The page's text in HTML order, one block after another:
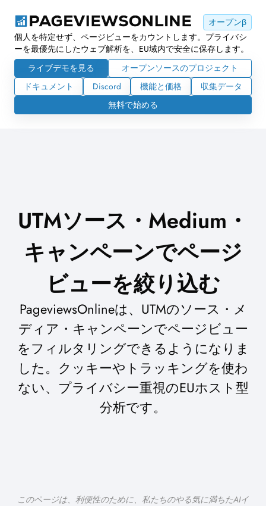
オープンβ
個人を特定せず、ページビューをカウントします。プライバシ
ーを最優先にしたウェブ解析を、EU域内で安全に保存します。
ライブデモを見る
オープンソースのプロジェクト
ドキュメント
Discord 機能と価格
収集データ
無料で始める
UTMソース・Medium・
キャンペーンでページ
ビューを絞り込む
PageviewsOnlineは、UTMのソース・メ
ディア・キャンペーンでページビュー
をフィルタリングできるようになりま
した。クッキーやトラッキングを使わ
ない、プライバシー重視のEUホスト型
分析です。
このページは、利便性のために、私たちのやる気に満ちたAIイ